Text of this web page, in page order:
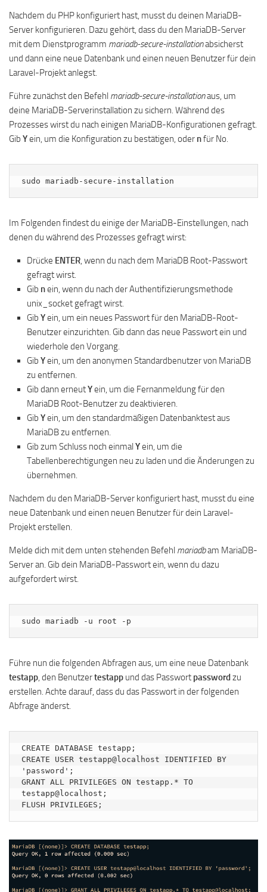
Nachdem du PHP konfiguriert hast, musst du deinen MariaDB-
Server konfigurieren. Dazu gehört, dass du den MariaDB-Server
mit dem Dienstprogramm mariadb-secure-installationabsicherst
und dann eine neue Datenbank und einen neuen Benutzer für dein
Laravel-Projekt anlegst.
Führe zunächst den Befehl mariadb-secure-installationaus, um
deine MariaDB-Serverinstallation zu sichern. Während des
Prozesses wirst du nach einigen MariaDB-Konfigurationen gefragt.
Gib Yein, um die Konfiguration zu bestätigen, oder nfür No.
sudo mariadb-secure-installation
Im Folgenden findest du einige der MariaDB-Einstellungen, nach
denen du während des Prozesses gefragt wirst:
Drücke ENTER, wenn du nach dem MariaDB Root-Passwort
gefragt wirst.
Gib nein, wenn du nach der Authentifizierungsmethode
unix_socket gefragt wirst.
Gib Yein, um ein neues Passwort für den MariaDB-Root-
Benutzer einzurichten. Gib dann das neue Passwort ein und
wiederhole den Vorgang.
Gib Yein, um den anonymen Standardbenutzer von MariaDB
zu entfernen.
Gib dann erneutYein, um die Fernanmeldung für den
MariaDB Root-Benutzer zu deaktivieren.
Gib Yein, um den standardmäßigen Datenbanktest aus
MariaDB zu entfernen.
Gib zum Schluss noch einmal Yein, um die
Tabellenberechtigungen neu zu laden und die Änderungen zu
übernehmen.
Nachdem du den MariaDB-Server konfiguriert hast, musst du eine
neue Datenbank und einen neuen Benutzer für dein Laravel-
Projekt erstellen.
Melde dich mit dem unten stehenden Befehl mariadbam MariaDB-
Server an. Gib dein MariaDB-Passwort ein, wenn du dazu
aufgefordert wirst.
sudo mariadb -u root -p
Führe nun die folgenden Abfragen aus, um eine neue Datenbank
testapp, den Benutzertestapp und das Passwort password zu
erstellen. Achte darauf, dass du das Passwort in der folgenden
Abfrage änderst.
CREATE DATABASE testapp;
CREATE USER testapp@localhost IDENTIFIED BY
'password';
GRANT ALL PRIVILEGES ON testapp.* TO
testapp@localhost;
FLUSH PRIVILEGES;